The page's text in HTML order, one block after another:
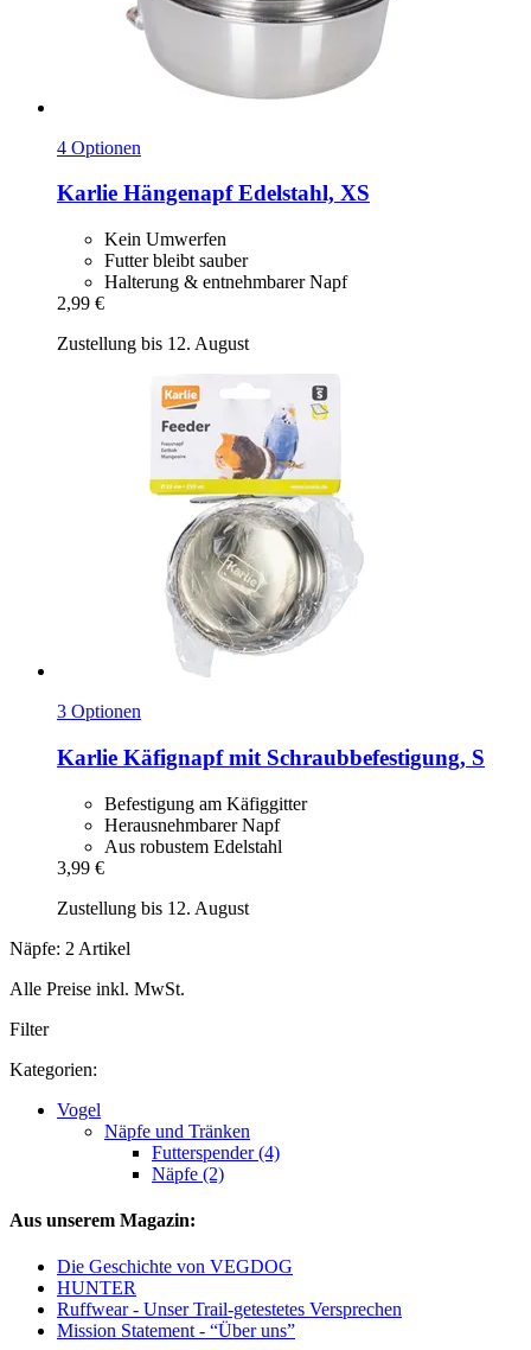
4 Optionen
Karlie Hängenapf Edelstahl, XS
Kein Umwerfen
Futter bleibt sauber
Halterung & entnehmbarer Napf
2,99 €
Zustellung bis 12. August
3 Optionen
Karlie Käfignapf mit Schraubbefestigung, S
Befestigung am Käfiggitter
Herausnehmbarer Napf
Aus robustem Edelstahl
3,99 €
Zustellung bis 12. August
Näpfe: 2 Artikel
Alle Preise inkl. MwSt.
Filter
Kategorien:
Vogel
Näpfe und Tränken
Futterspender (4)
Näpfe (2)
Aus unserem Magazin:
Die Geschichte von VEGDOG
HUNTER
Ruffwear - Unser Trail-getestetes Versprechen
Mission Statement - “Über uns”